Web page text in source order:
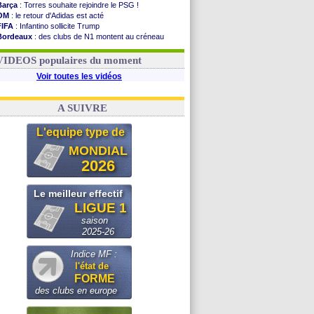
: Torres souhaite rejoindre le PSG !
: le retour d'Adidas est acté
: Infantino sollicite Trump
: des clubs de N1 montent au créneau
: le démenti de Leipzig pour Diomandé
populaires du moment
Voir toutes les vidéos
A SUIVRE
L'equipe type de
MONDIAL
2026
Le meilleur effectif
LIGUE 1
saison
2025-26
Indice MF :
l'état de
FORME
des clubs en europe